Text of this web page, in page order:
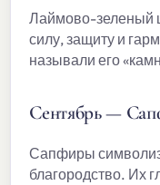
Лаймово-зеленый
силу, защиту и
называли его
Сентябрь —
Сапфиры
благородство. Их